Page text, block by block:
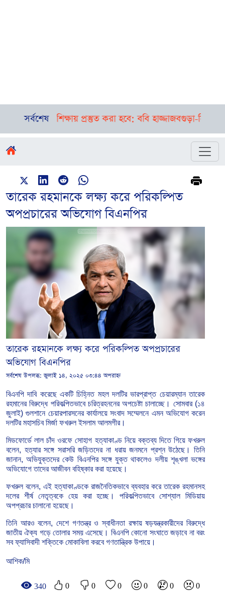
সর্বশেষ
শিক্ষায় প্রস্তুত করা হবে: ববি হাজ্জাজবগুড়া-সিলেটে পৃথক
তারেক রহমানকে লক্ষ্য করে পরিকল্পিত
অপপ্রচারের অভিযোগ বিএনপির
তারেক রহমানকে লক্ষ্য করে পরিকল্পিত অপপ্রচারের
অভিযোগ বিএনপির
সর্বশেষ উপলব্ধ:জুলাই ১৪, ২০২৫ ০৩:৪৪ অপরাহ্ন
বিএনপি দাবি করেছে একটি চিহ্নিত মহল দলটির ভারপ্রাপ্ত চেয়ারম্যান তারেক
রহমানের বিরুদ্ধে পরিকল্পিতভাবে চরিত্রহননের অপচেষ্টা চালাচ্ছে। সোমবার (১৪
জুলাই) গুলশানে চেয়ারপারসনের কার্যালয়ে সংবাদ সম্মেলনে এমন অভিযোগ করেন
দলটিরমহাসচিব মির্জা ফখরুল ইসলাম আলমগীর।
মিডফোর্ডে লাল চাঁদ ওরফে সোহাগ হত্যাকাণ্ড নিয়ে বক্তব্য দিতে গিয়ে ফখরুল
বলেন, হত্যার সঙ্গে সরাসরি জড়িতদের না ধরায় জনমনে প্রশ্ন উঠেছে।
তিনি
জানান, অভিযুক্তদের কেউ বিএনপির সঙ্গে যুক্ত থাকলেও দলীয় শৃঙ্খলা ভঙ্গের
অভিযোগে তাদের আজীবন বহিষ্কার করা হয়েছে।
ফখরুল বলেন, এই হত্যাকাণ্ডকে রাজনৈতিকভাবে ব্যবহার করে তারেক রহমানসহ
দলের শীর্ষ নেতৃত্বকে হেয় করা হচ্ছে। পরিকল্পিতভাবে সোশ্যাল মিডিয়ায়
অপপ্রচার চালানো হয়েছে।
তিনি আরও বলেন, দেশে গণতন্ত্র ও স্বাধীনতা রক্ষায় ষড়যন্ত্রকারীদের বিরুদ্ধে
জাতীয় ঐক্য গড়ে তোলার সময় এসেছে। বিএনপি কোনো সংঘাতে জড়াবে না বরং
সব ফ্যাসিবাদী শক্তিকে মোকাবিলা করবে গণতান্ত্রিক উপায়ে।
আশিক/মি
340 0 0 0 0 0 0